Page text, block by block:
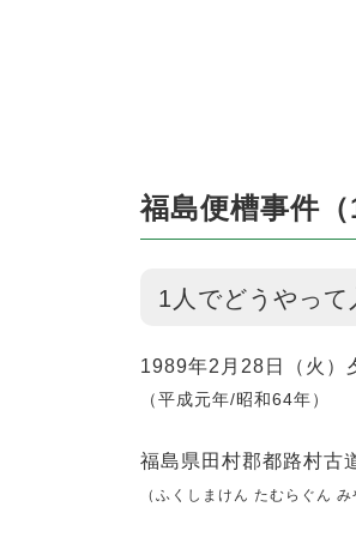
福島便槽事件
1人でどうやって
1989年2月28日（火）
（平成元年/昭和64年）
福島県田村郡都路村古
（ふくしまけん たむらぐん